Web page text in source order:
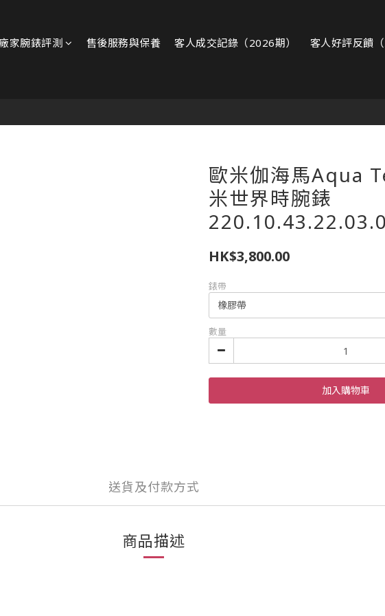
家腕錶評測 售後服務與保養 客人成交記錄（2026期） 客人好評反饋（
歐米伽海馬Aqua
米世界時腕錶
HK$3,800.00
錶帶
數量
加入購物車
送貨及付款方式
商品描述